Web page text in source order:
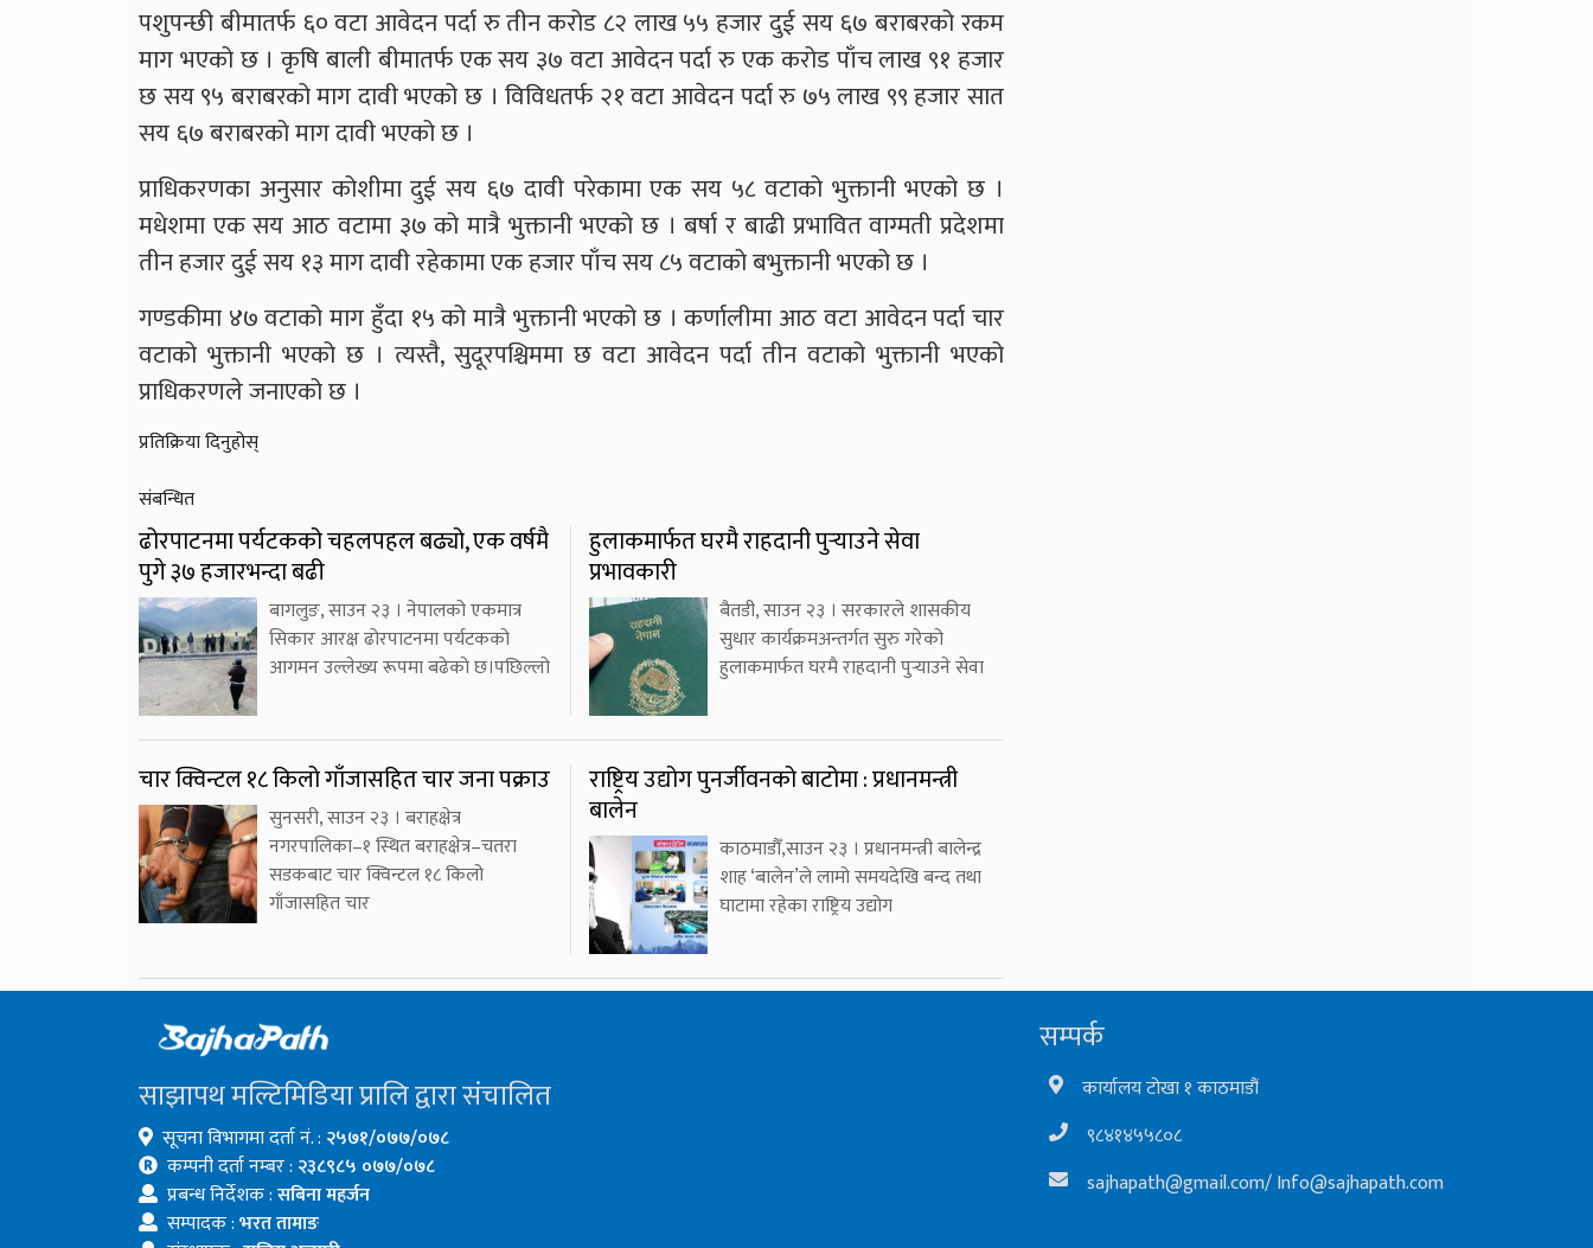
पशुपन्छी बीमातर्फ ६० वटा आवेदन पर्दा रु तीन करोड ८२ लाख ५५ हजार दुई सय ६७ बराबरको रकम
माग भएको छ । कृषि बाली बीमातर्फ एक सय ३७ वटा आवेदन पर्दा रु एक करोड पाँच लाख ९१ हजार
छ सय ९५ बराबरको माग दावी भएको छ । विविधतर्फ २१ वटा आवेदन पर्दा रु ७५ लाख ९९ हजार सात
सय ६७ बराबरको माग दावी भएको छ ।
प्राधिकरणका अनुसार कोशीमा दुई सय ६७ दावी परेकामा एक सय ५८ वटाको भुक्तानी भएको छ ।
मधेशमा एक सय आठ वटामा ३७ को मात्रै भुक्तानी भएको छ । बर्षा र बाढी प्रभावित वाग्मती प्रदेशमा
तीन हजार दुई सय १३ माग दावी रहेकामा एक हजार पाँच सय ८५ वटाको बभुक्तानी भएको छ ।
गण्डकीमा ४७ वटाको माग हुँदा १५ को मात्रै भुक्तानी भएको छ । कर्णालीमा आठ वटा आवेदन पर्दा चार
वटाको भुक्तानी भएको छ । त्यस्तै, सुदूरपश्चिममा छ वटा आवेदन पर्दा तीन वटाको भुक्तानी भएको
प्राधिकरणले जनाएको छ ।
प्रतिक्रिया दिनुहोस्
संबन्धित
ढोरपाटनमा पर्यटकको चहलपहल बढ्यो, एक वर्षमै
पुगे ३७ हजारभन्दा बढी
बागलुङ, साउन २३ । नेपालको एकमात्र
सिकार आरक्ष ढोरपाटनमा पर्यटकको
आगमन उल्लेख्य रूपमा बढेको छ।पछिल्लो
हुलाकमार्फत घरमै राहदानी पुर्‍याउने सेवा
प्रभावकारी
बैतडी, साउन २३ । सरकारले शासकीय
सुधार कार्यक्रमअन्तर्गत सुरु गरेको
हुलाकमार्फत घरमै राहदानी पुर्‍याउने सेवा
चार क्विन्टल १८ किलो गाँजासहित चार जना पक्राउ
सुनसरी, साउन २३ । बराहक्षेत्र
नगरपालिका–१ स्थित बराहक्षेत्र–चतरा
सडकबाट चार क्विन्टल १८ किलो
गाँजासहित चार
राष्ट्रिय उद्योग पुनर्जीवनको बाटोमा : प्रधानमन्त्री
बालेन
काठमाडौँ,साउन २३ । प्रधानमन्त्री बालेन्द्र
शाह ‘बालेन’ले लामो समयदेखि बन्द तथा
घाटामा रहेका राष्ट्रिय उद्योग
साझापथ मल्टिमिडिया प्रालि द्वारा संचालित
सूचना विभागमा दर्ता नं. : २५७१/०७७/०७८
कम्पनी दर्ता नम्बर : २३८९८५ ०७७/०७८
प्रबन्ध निर्देशक :सबिना महर्जन
सम्पादक :भरत तामाङ
सम्पर्क
कार्यालय टोखा १ काठमाडौं
९८४१४५५८०८
sajhapath@gmail.com/Info@sajhapath.com